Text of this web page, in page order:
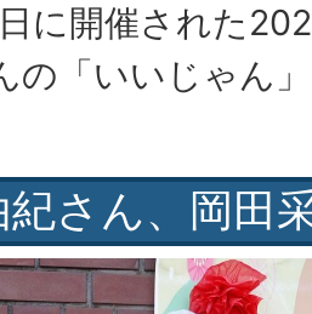
に開催された
の「いいじゃん
紀さん、岡田